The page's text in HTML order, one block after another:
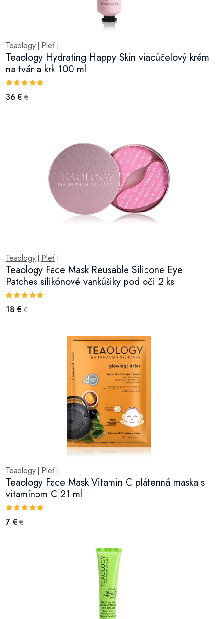
Teaology Pleť
Teaology Hydrating Happy Skin viacúčelový krém
na tvár a krk 100 ml
36 € €
Teaology Pleť
Teaology Face Mask Reusable Silicone Eye
Patches silikónové vankúšiky pod oči 2 ks
18 € €
Teaology Pleť
Teaology Face Mask Vitamin C plátenná maska s
vitamínom C 21 ml
7 € €